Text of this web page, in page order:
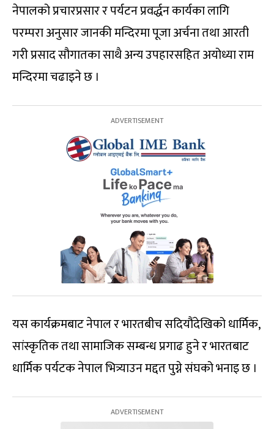
नेपालको प्रचारप्रसार र पर्यटन प्रवर्द्धन कार्यका लागि
परम्परा अनुसार जानकी मन्दिरमा पूजा अर्चना तथा आरती
गरी प्रसाद सौगातका साथै अन्य उपहारसहित अयोध्या राम
मन्दिरमा चढाइने छ ।
यस कार्यक्रमबाट नेपाल र भारतबीच सदियौंदेखिको धार्मिक,
सांस्कृतिक तथा सामाजिक सम्बन्ध प्रगाढ हुने र भारतबाट
धार्मिक पर्यटक नेपाल भित्र्याउन मद्दत पुग्ने संघको भनाइ छ ।